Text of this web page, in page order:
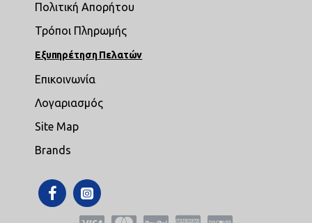
Πολιτική Απορήτου
Τρόποι Πληρωμής
Εξυπηρέτηση Πελατών
Επικοινωνία
Λογαριασμός
Site Map
Brands